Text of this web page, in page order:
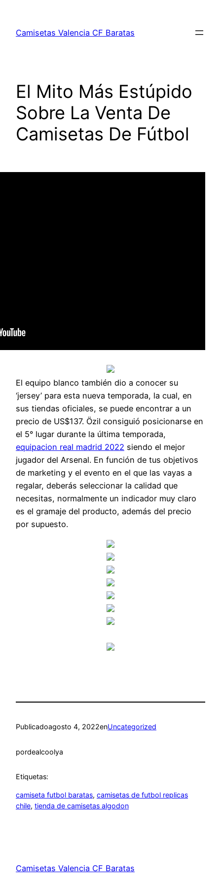
contenido
Camisetas Valencia CF Baratas
El Mito Más Estúpido
Sobre La Venta De
Camisetas De Fútbol
El equipo blanco también dio a conocer su
‘jersey’ para esta nueva temporada, la cual, en
sus tiendas oficiales, se puede encontrar a un
precio de US$137. Özil consiguió posicionarse en
el 5° lugar durante la última temporada,
equipacion real madrid 2022 siendo el mejor
jugador del Arsenal. En función de tus objetivos
de marketing y el evento en el que las vayas a
regalar, deberás seleccionar la calidad que
necesitas, normalmente un indicador muy claro
es el gramaje del producto, además del precio
por supuesto.
Publicadoagosto 4, 2022enUncategorized
pordealcoolya
Etiquetas:
camiseta futbol baratas, camisetas de futbol replicas
chile, tienda de camisetas algodon
Camisetas Valencia CF Baratas